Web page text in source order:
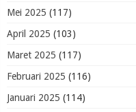
Mei 2025 (117)
April 2025 (103)
Maret 2025 (117)
Februari 2025 (116)
Januari 2025 (114)